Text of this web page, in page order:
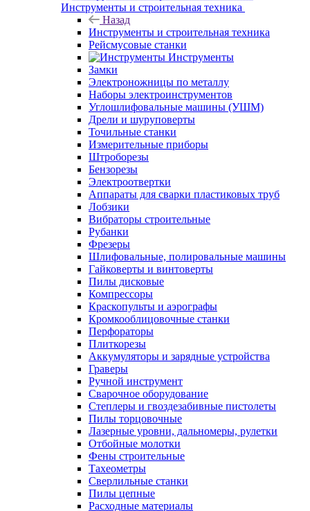
Инструменты и строительная техника
Назад
Инструменты и строительная техника
Рейсмусовые станки
Инструменты
Замки
Электроножницы по металлу
Наборы электроинструментов
Углошлифовальные машины (УШМ)
Дрели и шуруповерты
Точильные станки
Измерительные приборы
Штроборезы
Бензорезы
Электроотвертки
Аппараты для сварки пластиковых труб
Лобзики
Вибраторы строительные
Рубанки
Фрезеры
Шлифовальные, полировальные машины
Гайковерты и винтоверты
Пилы дисковые
Компрессоры
Краскопульты и аэрографы
Кромкооблицовочные станки
Перфораторы
Плиткорезы
Аккумуляторы и зарядные устройства
Граверы
Ручной инструмент
Сварочное оборудование
Степлеры и гвоздезабивные пистолеты
Пилы торцовочные
Лазерные уровни, дальномеры, рулетки
Отбойные молотки
Фены строительные
Тахеометры
Сверлильные станки
Пилы цепные
Расходные материалы